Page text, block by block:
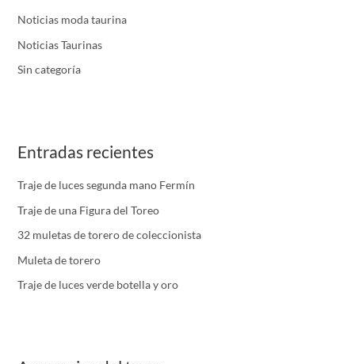
Noticias moda taurina
Noticias Taurinas
Sin categoría
Entradas recientes
Traje de luces segunda mano Fermín
Traje de una Figura del Toreo
32 muletas de torero de coleccionista
Muleta de torero
Traje de luces verde botella y oro